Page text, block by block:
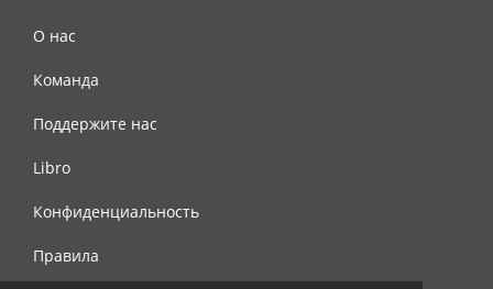
О нас
Команда
Поддержите нас
Libro
Конфиденциальность
Правила